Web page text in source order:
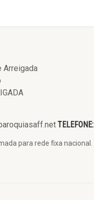
Arreigada
TELEFONE:
para rede fixa nacional.